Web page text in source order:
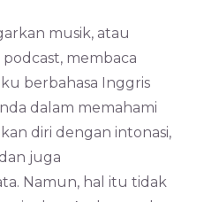
musik, atau
membaca
berbahasa Inggris
dalam memahami
diri dengan intonasi,
juga
Namun, hal itu tidak